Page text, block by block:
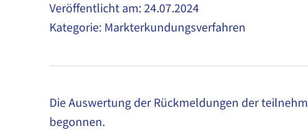
Veröffentlicht am: 24.07.2024
Kategorie: Markterkundungsverfahren
Die Auswertung der Rückmeldungen der
begonnen.